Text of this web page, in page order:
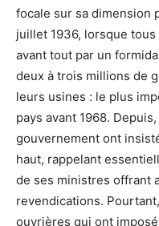
focale sur sa dimension
juillet 1936, lorsque tous
avant tout par un
deux à trois millions de
leurs usines : le plus
pays avant 1968.
gouvernement ont
haut, rappelant
de ses ministres offrant
revendications.
ouvrières qui ont